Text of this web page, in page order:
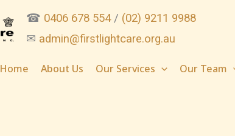
☎ 0406 678 554/ (02) 9211 9988
✉ admin@firstlightcare.org.au
Home About Us Our Services Our Team